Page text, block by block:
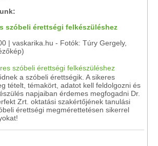
szóbeli érettségi felkészüléshez
| vaskarika.hu - Fotók: Túry Gergely,
a szóbeli érettségik. A sikeres
tételt, témakört, adatot kell feldolgozni és
napjaiban érdemes megfogadni Dr.
Zrt. oktatási szakértőjének tanulási
érettségi megmérettetésen sikerrel